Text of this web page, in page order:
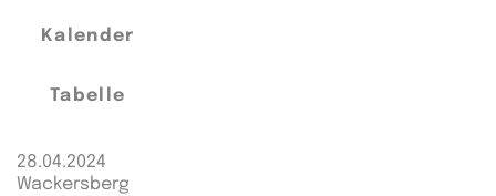
Kalender
Tabelle
28.04.2024
Wackersberg